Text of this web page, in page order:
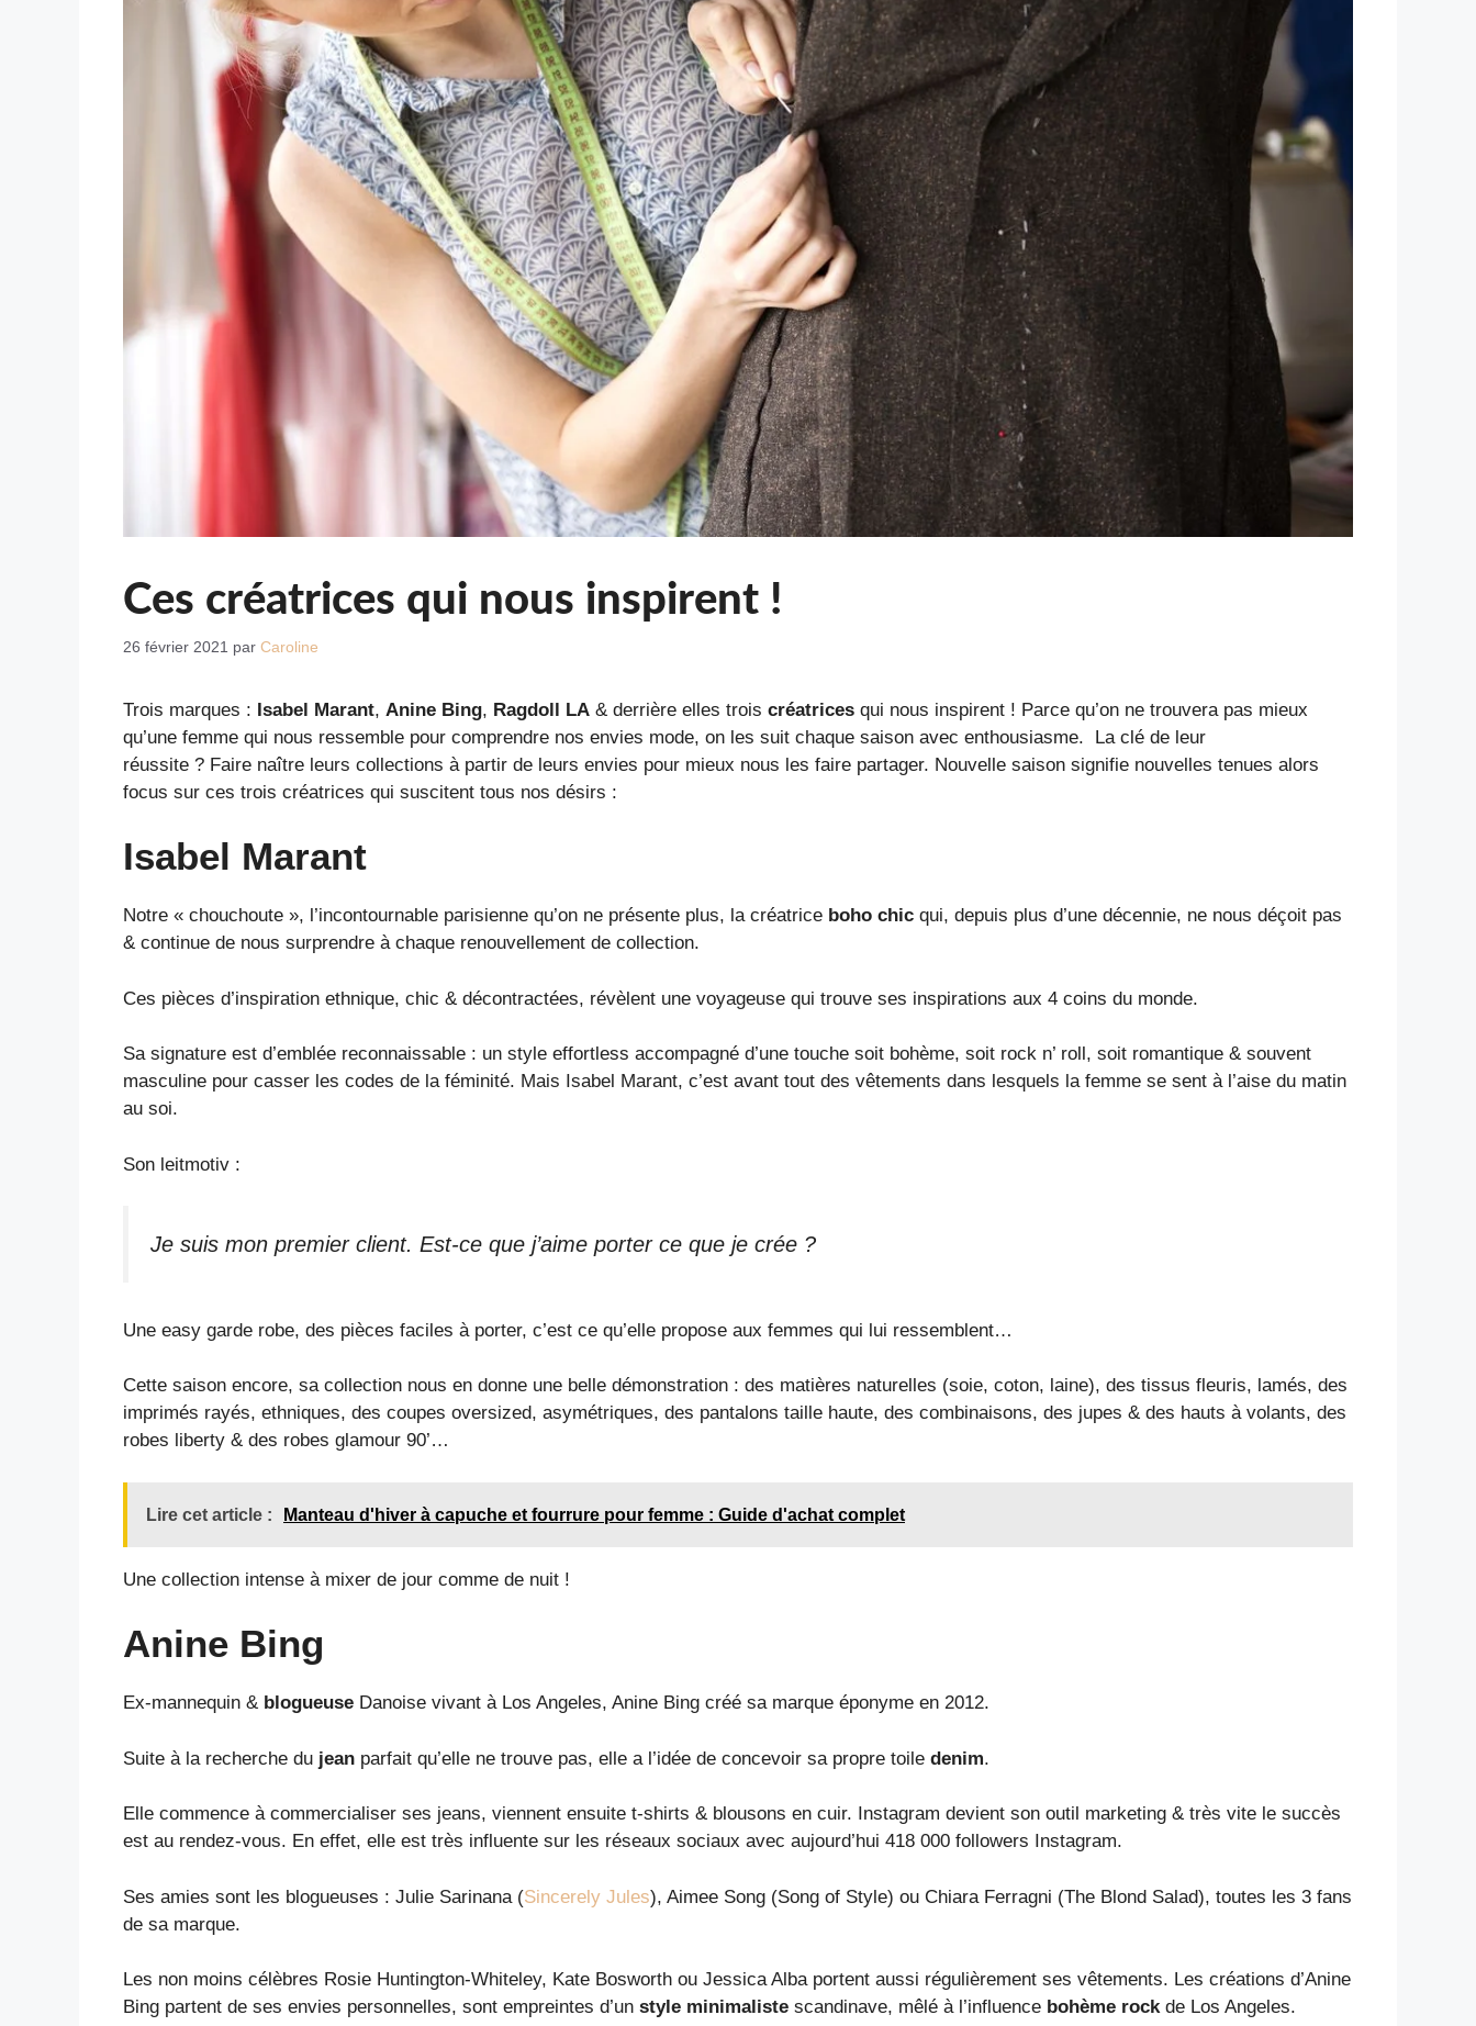
Ces créatrices qui nous inspirent !
26 février 2021 par Caroline
Trois marques : Isabel Marant, Anine Bing, Ragdoll LA & derrière elles trois créatrices qui nous inspirent ! Parce qu’on ne trouvera pas mieux
qu’une femme qui nous ressemble pour comprendre nos envies mode, on les suit chaque saison avec enthousiasme. La clé de leur
réussite ? Faire naître leurs collections à partir de leurs envies pour mieux nous les faire partager. Nouvelle saison signifie nouvelles tenues alors
focus sur ces trois créatrices qui suscitent tous nos désirs :
Isabel Marant
Notre « chouchoute », l’incontournable parisienne qu’on ne présente plus, la créatrice boho chic qui, depuis plus d’une décennie, ne nous déçoit pas
& continue de nous surprendre à chaque renouvellement de collection.
Ces pièces d’inspiration ethnique, chic & décontractées, révèlent une voyageuse qui trouve ses inspirations aux 4 coins du monde.
Sa signature est d’emblée reconnaissable : un style effortless accompagné d’une touche soit bohème, soit rock n’ roll, soit romantique & souvent
masculine pour casser les codes de la féminité. Mais Isabel Marant, c’est avant tout des vêtements dans lesquels la femme se sent à l’aise du matin
au soi.
Son leitmotiv :
Je suis mon premier client. Est-ce que j’aime porter ce que je crée ?
Une easy garde robe, des pièces faciles à porter, c’est ce qu’elle propose aux femmes qui lui ressemblent…
Cette saison encore, sa collection nous en donne une belle démonstration : des matières naturelles (soie, coton, laine), des tissus fleuris, lamés, des
imprimés rayés, ethniques, des coupes oversized, asymétriques, des pantalons taille haute, des combinaisons, des jupes & des hauts à volants, des
robes liberty & des robes glamour 90’…
Lire cet article : Manteau d'hiver à capuche et fourrure pour femme : Guide d'achat complet
Une collection intense à mixer de jour comme de nuit !
Anine Bing
Ex-mannequin & blogueuse Danoise vivant à Los Angeles, Anine Bing créé sa marque éponyme en 2012.
Suite à la recherche du jean parfait qu’elle ne trouve pas, elle a l’idée de concevoir sa propre toile denim.
Elle commence à commercialiser ses jeans, viennent ensuite t-shirts & blousons en cuir. Instagram devient son outil marketing & très vite le succès
est au rendez-vous. En effet, elle est très influente sur les réseaux sociaux avec aujourd’hui 418 000 followers Instagram.
Ses amies sont les blogueuses : Julie Sarinana (Sincerely Jules), Aimee Song (Song of Style) ou Chiara Ferragni (The Blond Salad), toutes les 3 fans
de sa marque.
Les non moins célèbres Rosie Huntington-Whiteley, Kate Bosworth ou Jessica Alba portent aussi régulièrement ses vêtements. Les créations d’Anine
Bing partent de ses envies personnelles, sont empreintes d’un style minimaliste scandinave, mêlé à l’influence bohème rockde Los Angeles.